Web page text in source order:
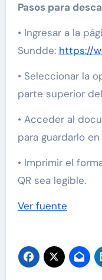
Pasos para
• Ingresar a la
Sundde: https://
• Seleccionar la
parte superior
• Acceder al
para guardarlo
• Imprimir el
QR sea legible.
Ver fuente